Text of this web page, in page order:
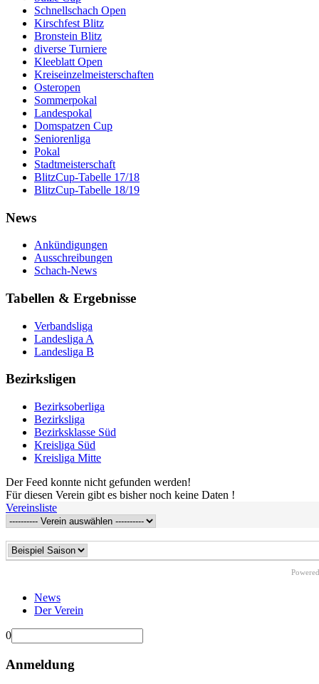
Schnellschach Open
Kirschfest Blitz
Bronstein Blitz
diverse Turniere
Kleeblatt Open
Kreiseinzelmeisterschaften
Osteropen
Sommerpokal
Landespokal
Domspatzen Cup
Seniorenliga
Pokal
Stadtmeisterschaft
BlitzCup-Tabelle 17/18
BlitzCup-Tabelle 18/19
News
Ankündigungen
Ausschreibungen
Schach-News
Tabellen & Ergebnisse
Verbandsliga
Landesliga A
Landesliga B
Bezirksligen
Bezirksoberliga
Bezirksliga
Bezirksklasse Süd
Kreisliga Süd
Kreisliga Mitte
Der Feed konnte nicht gefunden werden!
Für diesen Verein gibt es bisher noch keine Daten !
Vereinsliste
News
Der Verein
0
Anmeldung